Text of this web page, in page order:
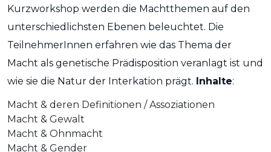
Kurzworkshop werden die Machtthemen auf den
unterschiedlichsten Ebenen beleuchtet. Die
TeilnehmerInnen erfahren wie das Thema der
Macht als genetische Prädisposition veranlagt ist und
wie sie die Natur der Interkation prägt. Inhalte:
Macht & deren Definitionen / Assoziationen
Macht & Gewalt
Macht & Ohnmacht
Macht & Gender